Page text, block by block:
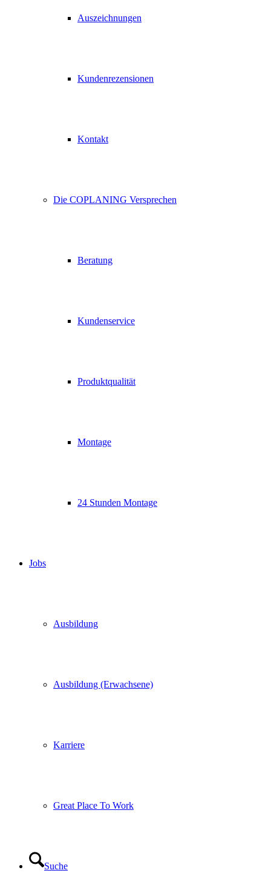
Auszeichnungen
Kundenrezensionen
Kontakt
Die COPLANING Versprechen
Beratung
Kundenservice
Produktqualität
Montage
24 Stunden Montage
Jobs
Ausbildung
Ausbildung (Erwachsene)
Karriere
Great Place To Work
Suche